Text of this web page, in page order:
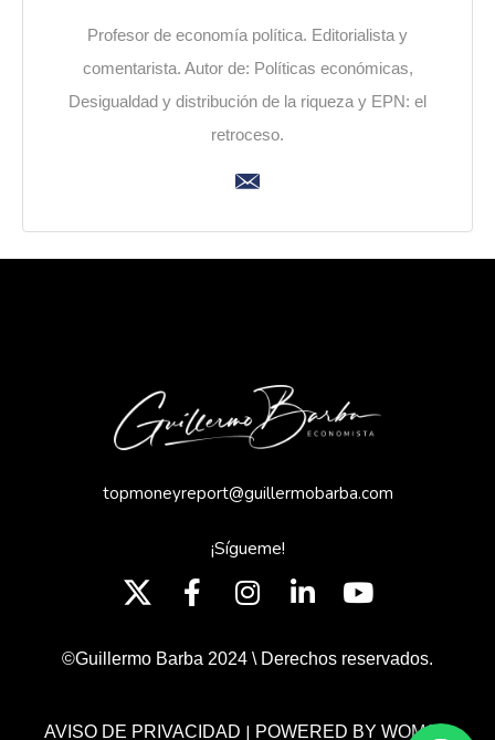
Profesor de economía política. Editorialista y
comentarista. Autor de: Políticas económicas,
Desigualdad y distribución de la riqueza y EPN: el
retroceso.
topmoneyreport@guillermobarba.com
¡Sígueme!
©Guillermo Barba 2024 \ Derechos reservados.
AVISO DE PRIVACIDAD | POWERED BY WOMGP